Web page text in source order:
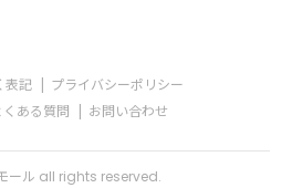
表記
プライバシーポリシー
くある質問 お問い合わせ
ール all rights reserved.